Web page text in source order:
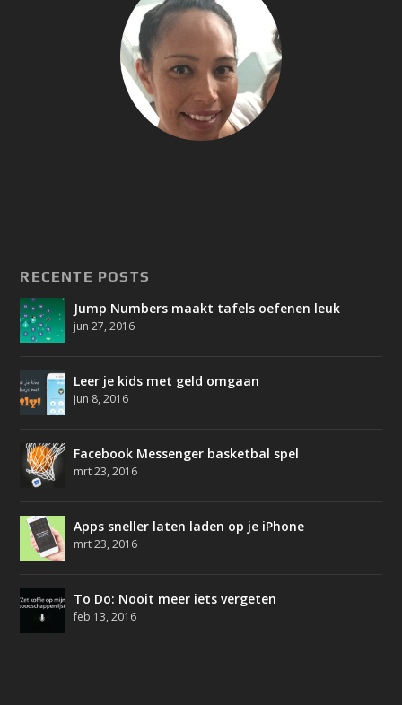
RECENTE POSTS
Jump Numbers maakt tafels oefenen leuk
jun 27, 2016
Leer je kids met geld omgaan
jun 8, 2016
Facebook Messenger basketbal spel
mrt 23, 2016
Apps sneller laten laden op je iPhone
mrt 23, 2016
To Do: Nooit meer iets vergeten
feb 13, 2016